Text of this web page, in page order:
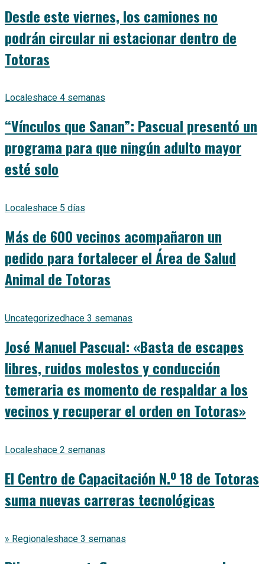
Desde este viernes, los camiones no
podrán circular ni estacionar dentro de
Totoras
Localeshace 4 semanas
“Vínculos que Sanan”: Pascual presentó un
programa para que ningún adulto mayor
esté solo
Localeshace 5 días
Más de 600 vecinos acompañaron un
pedido para fortalecer el Área de Salud
Animal de Totoras
Uncategorizedhace 3 semanas
José Manuel Pascual: «Basta de escapes
libres, ruidos molestos y conducción
temeraria es momento de respaldar a los
vecinos y recuperar el orden en Totoras»
Localeshace 2 semanas
El Centro de Capacitación N.º 18 de Totoras
suma nuevas carreras tecnológicas
» Regionaleshace 3 semanas